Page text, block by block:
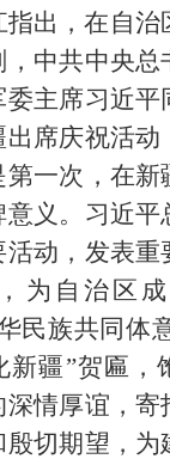
指出，在自治
，中共中央总
委主席习近平
席庆祝活动
第一次，在新
义。习近平
活动，发表重
为自治区
民族共同体
新疆”贺匾，
深情厚谊，寄
切期望，为